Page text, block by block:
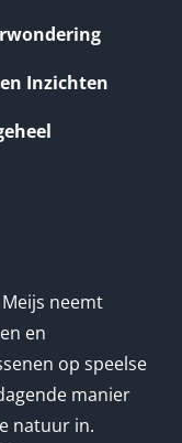
Inzichten
neemt
en
op speelse
manier
natuur in.